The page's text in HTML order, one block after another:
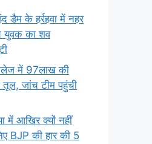
डैम के हर्रहवा में नहर
युवक का शव
में 97लाख की
तूल, जांच टीम पहुंची
में आखिर क्यों नहीं
BJP की हार की 5